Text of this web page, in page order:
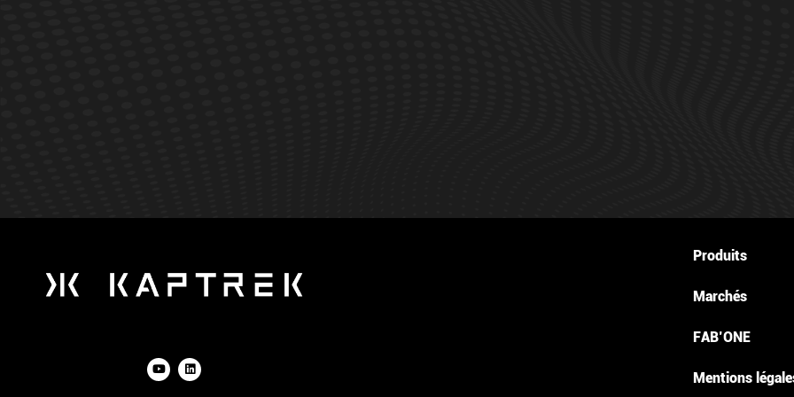
Produits
Marchés
FAB’ONE
Mentions